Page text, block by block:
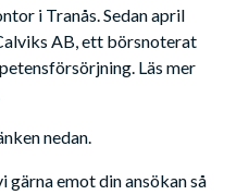
i Tranås. Sedan april
AB, ett börsnoterat
Läs mer
nedan.
gärna emot din ansökan så